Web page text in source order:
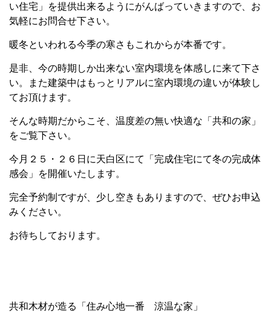
い住宅」を提供出来るようにがんばっていきますので、お
気軽にお問合せ下さい。
暖冬といわれる今季の寒さもこれからが本番です。
是非、今の時期しか出来ない室内環境を体感しに来て下さ
い。また建築中はもっとリアルに室内環境の違いが体験し
てお頂けます。
そんな時期だからこそ、温度差の無い快適な「共和の家」
をご覧下さい。
今月２５・２６日に天白区にて「完成住宅にて冬の完成体
感会」を開催いたします。
完全予約制ですが、少し空きもありますので、ぜひお申込
みください。
お待ちしております。
共和木材が造る「住み心地一番 涼温な家」